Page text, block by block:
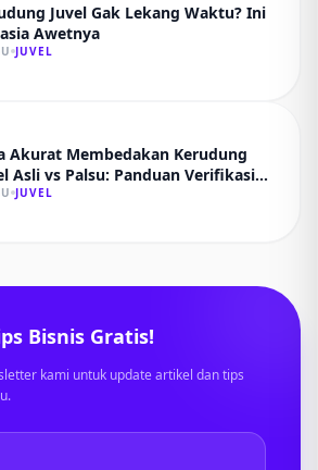
Juvel Gak Lekang Waktu? Ini
Awetnya
JUVEL
Akurat Membedakan Kerudung
Asli vs Palsu: Panduan Verifikasi
JUVEL
Bisnis Gratis!
kami untuk update artikel dan tips